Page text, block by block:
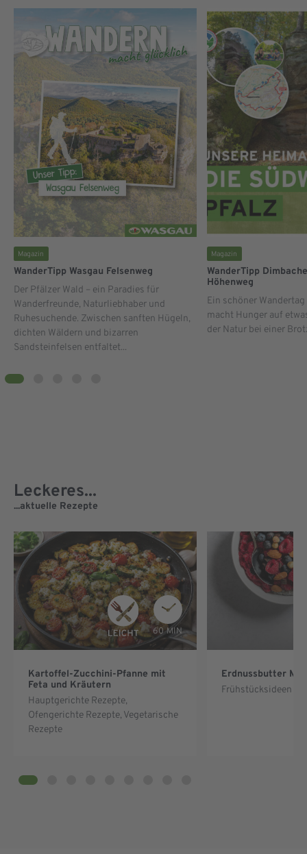
Magazin
WanderTipp Wasgau Felsenweg
Der Pfälzer Wald – ein Paradies für
Wanderfreunde, Naturliebhaber und
Ruhesuchende. Zwischen sanften Hügeln,
dichten Wäldern und bizarren
Sandsteinfelsen entfaltet...
Magazin
WanderTipp
Höhenweg
Ein schöner
macht Hunger auf
der Natur bei einer
Leckeres...
...aktuelle Rezepte
60 MIN
Kartoffel-Zucchini-Pfanne mit
Feta und Kräutern
Hauptgerichte Rezepte,
Ofengerichte Rezepte, Vegetarische
Rezepte
Erdnussbutter
Frühstücksideen &